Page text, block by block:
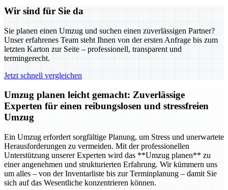
Wir sind für Sie da
Sie planen einen Umzug und suchen einen zuverlässigen Partner?
Unser erfahrenes Team steht Ihnen von der ersten Anfrage bis zum
letzten Karton zur Seite – professionell, transparent und
termingerecht.
Jetzt schnell vergleichen
Umzug planen leicht gemacht: Zuverlässige
Experten für einen reibungslosen und stressfreien
Umzug
Ein Umzug erfordert sorgfältige Planung, um Stress und unerwartete
Herausforderungen zu vermeiden. Mit der professionellen
Unterstützung unserer Experten wird das **Umzug planen** zu
einer angenehmen und strukturierten Erfahrung. Wir kümmern uns
um alles – von der Inventarliste bis zur Terminplanung – damit Sie
sich auf das Wesentliche konzentrieren können.